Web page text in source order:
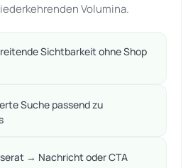
Volumina.
Sichtbarkeit ohne Shop
Suche passend zu
→ Nachricht oder CTA